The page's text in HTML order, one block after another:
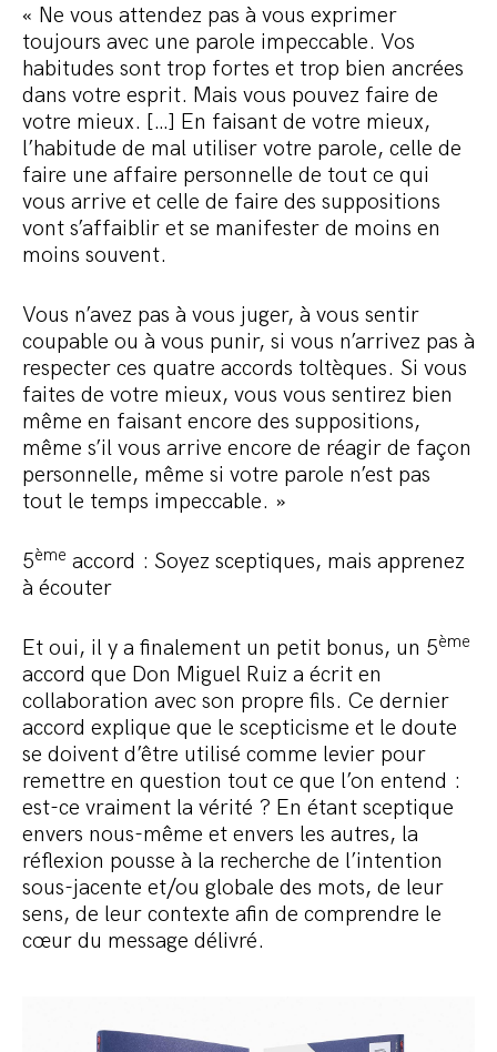
« Ne vous attendez pas à vous exprimer
toujours avec une parole impeccable. Vos
habitudes sont trop fortes et trop bien ancrées
dans votre esprit. Mais vous pouvez faire de
votre mieux. […] En faisant de votre mieux,
l’habitude de mal utiliser votre parole, celle de
faire une affaire personnelle de tout ce qui
vous arrive et celle de faire des suppositions
vont s’affaiblir et se manifester de moins en
moins souvent.
Vous n’avez pas à vous juger, à vous sentir
coupable ou à vous punir, si vous n’arrivez pas à
respecter ces quatre accords toltèques. Si vous
faites de votre mieux, vous vous sentirez bien
même en faisant encore des suppositions,
même s’il vous arrive encore de réagir de façon
personnelle, même si votre parole n’est pas
tout le temps impeccable. »
5ème accord : Soyez sceptiques, mais apprenez
à écouter
Et oui, il y a finalement un petit bonus, un 5ème
accord que Don Miguel Ruiz a écrit en
collaboration avec son propre fils. Ce dernier
accord explique que le scepticisme et le doute
se doivent d’être utilisé comme levier pour
remettre en question tout ce que l’on entend :
est-ce vraiment la vérité ? En étant sceptique
envers nous-même et envers les autres, la
réflexion pousse à la recherche de l’intention
sous-jacente et/ou globale des mots, de leur
sens, de leur contexte afin de comprendre le
cœur du message délivré.